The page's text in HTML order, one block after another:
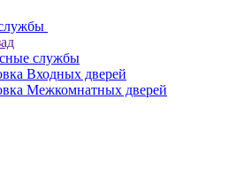
службы
Входных дверей
Межкомнатных дверей